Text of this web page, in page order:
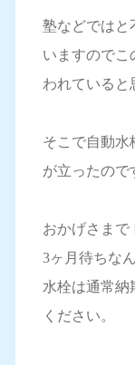
塾などではと
いますのでこ
われていると
そこで自動水
が立ったので
おかげさまで
3ヶ月待ちな
水栓は通常納
ください。